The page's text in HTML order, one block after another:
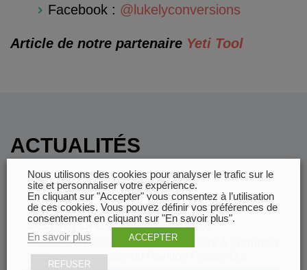
Facebook : @lukelyconversions
Article de notre partenaire Yeti Tool
ACTUALITÉS
29.07
SECOND LIFE À FORMNEXT 2026
Multistation Second Life sera présent à Formnext
2026, dans le cadre du Pavillon France Du…
Nous utilisons des cookies pour analyser le trafic sur le
site et personnaliser votre expérience.
En cliquant sur "Accepter" vous consentez à l’utilisation
de ces cookies. Vous pouvez définir vos préférences de
consentement en cliquant sur "En savoir plus".
En savoir plus
ACCEPTER
REFUSER